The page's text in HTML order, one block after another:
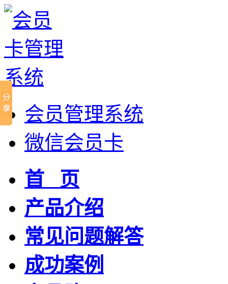
会员管理系统
微信会员卡
首 页
产品介绍
常见问题解答
成功案例